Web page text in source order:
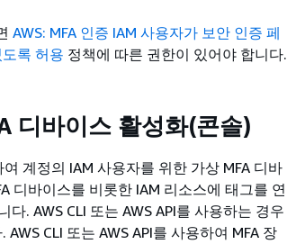
AWS: MFA 인증 IAM 사용자가 보안 인증 페
록 허용 정책에 따른 권한이 있어야 합니다.
디바이스 활성화(콘솔)
계정의 IAM 사용자를 위한 가상 MFA 디바
디바이스를 비롯한 IAM 리소스에 태그를 연
. AWS CLI 또는 AWS API를 사용하는 경우
CLI 또는 AWS API를 사용하여 MFA 장